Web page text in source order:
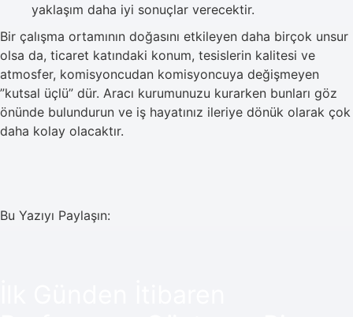
yaklaşım daha iyi sonuçlar verecektir.
Bir çalışma ortamının doğasını etkileyen daha birçok unsur
olsa da, ticaret katındaki konum, tesislerin kalitesi ve
atmosfer, komisyoncudan komisyoncuya değişmeyen
”kutsal üçlü” dür. Aracı kurumunuzu kurarken bunları göz
önünde bulundurun ve iş hayatınız ileriye dönük olarak çok
daha kolay olacaktır.
Bu Yazıyı Paylaşın: